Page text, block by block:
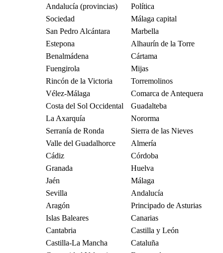
Andalucía (provincias)
Política
Sociedad
Málaga capital
San Pedro Alcántara
Marbella
Estepona
Alhaurín de la Torre
Benalmádena
Cártama
Fuengirola
Mijas
Rincón de la Victoria
Torremolinos
Vélez-Málaga
Comarca de Antequera
Costa del Sol Occidental
Guadalteba
La Axarquía
Nororma
Serranía de Ronda
Sierra de las Nieves
Valle del Guadalhorce
Almería
Cádiz
Córdoba
Granada
Huelva
Jaén
Málaga
Sevilla
Andalucía
Aragón
Principado de Asturias
Islas Baleares
Canarias
Cantabria
Castilla y León
Castilla-La Mancha
Cataluña